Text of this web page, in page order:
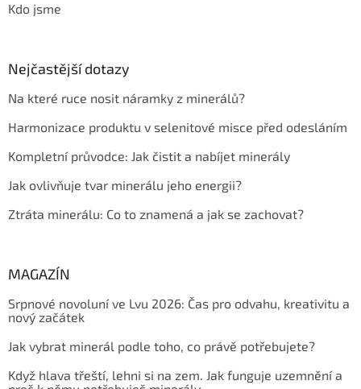
Kdo jsme
Nejčastější dotazy
Na které ruce nosit náramky z minerálů?
Harmonizace produktu v selenitové misce před odesláním
Kompletní průvodce: Jak čistit a nabíjet minerály
Jak ovlivňuje tvar minerálu jeho energii?
Ztráta minerálu: Co to znamená a jak se zachovat?
MAGAZÍN
Srpnové novoluní ve Lvu 2026: Čas pro odvahu, kreativitu a
nový začátek
Jak vybrat minerál podle toho, co právě potřebujete?
Když hlava třeští, lehni si na zem. Jak funguje uzemnění a